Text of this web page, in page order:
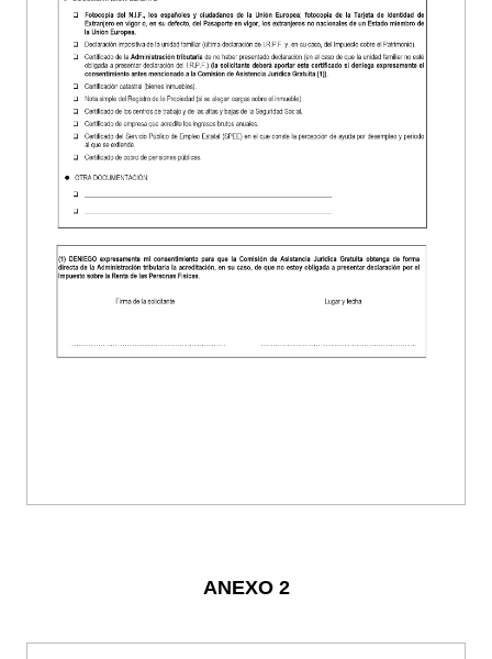
ANEXO 2